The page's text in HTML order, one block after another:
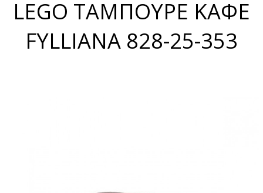
LEGO ΤΑΜΠΟΥΡΕ ΚΑΦΕ
FYLLIANA 828-25-353